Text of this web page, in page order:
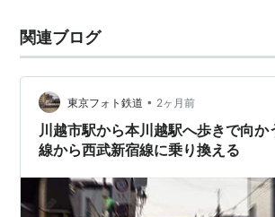
関連ブログ
東京フォト鉄道 • 2ヶ月前
川越市駅から本川越駅へ歩きで向か
線から西武新宿線に乗り換える